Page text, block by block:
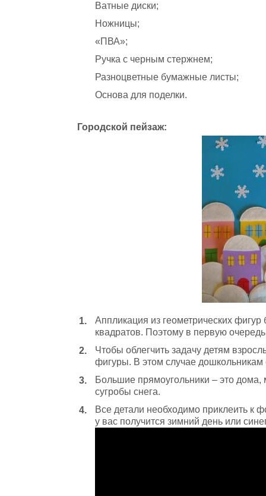
Ватные диски;
Ножницы;
«ПВА»;
Ручка с черным стержнем;
Разноцветные бумажные листы;
Основа для поделки.
Городской пейзаж:
Аппликация из геометрических фигур
квадратов. Поэтому в первую
Чтобы облегчить задачу детям
фигуры. В этом случае дошкольникам
Большие прямоугольники – это дома,
сугробы снега.
Все детали необходимо приклеить к
у вас получится зимний день или